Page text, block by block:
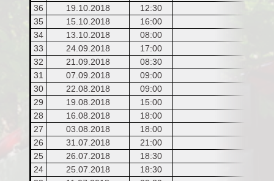
36
19.10.2018
12:30
35
15.10.2018
16:00
34
13.10.2018
08:00
33
24.09.2018
17:00
32
21.09.2018 08:30
31
07.09.2018
09:00
30
22.08.2018
09:00
29
19.08.2018
15:00
28
16.08.2018
18:00
27
03.08.2018
18:00
26
31.07.2018
21:00
25
26.07.2018
18:30
24
25.07.2018 18:30